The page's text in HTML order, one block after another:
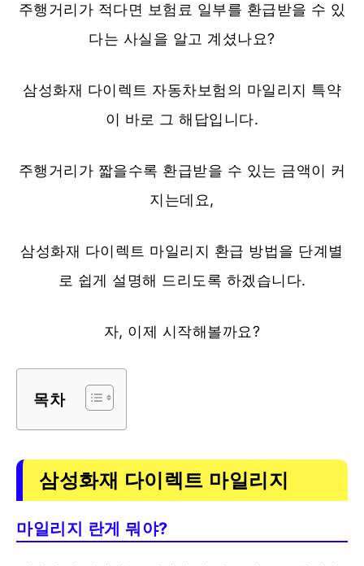
주행거리가 적다면 보험료 일부를 환급받을 수 있
다는 사실을 알고 계셨나요?
삼성화재 다이렉트 자동차보험의 마일리지 특약
이 바로 그 해답입니다.
주행거리가 짧을수록 환급받을 수 있는 금액이 커
지는데요,
삼성화재 다이렉트 마일리지 환급 방법을 단계별
로 쉽게 설명해 드리도록 하겠습니다.
자, 이제 시작해볼까요?
목차
삼성화재 다이렉트 마일리지
마일리지 란게 뭐야?